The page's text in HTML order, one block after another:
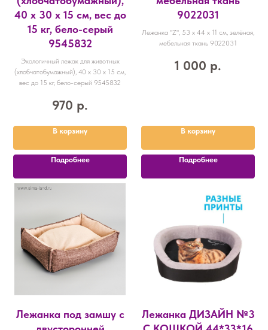
40 х 30 х 15 см, вес до
15 кг, бело-серый
9545832
Экологичный лежак для животных
(хлобчатобумажный), 40 х 30 х 15 см,
вес до 15 кг, бело-серый 9545832
970 р.
В корзину
Подробнее
9022031
Лежанка "Z", 53 х 44 х 11 см, зелёная,
мебельная ткань 9022031
1 000 р.
В корзину
Подробнее
Лежанка под замшу с
Лежанка ДИЗАЙН №3